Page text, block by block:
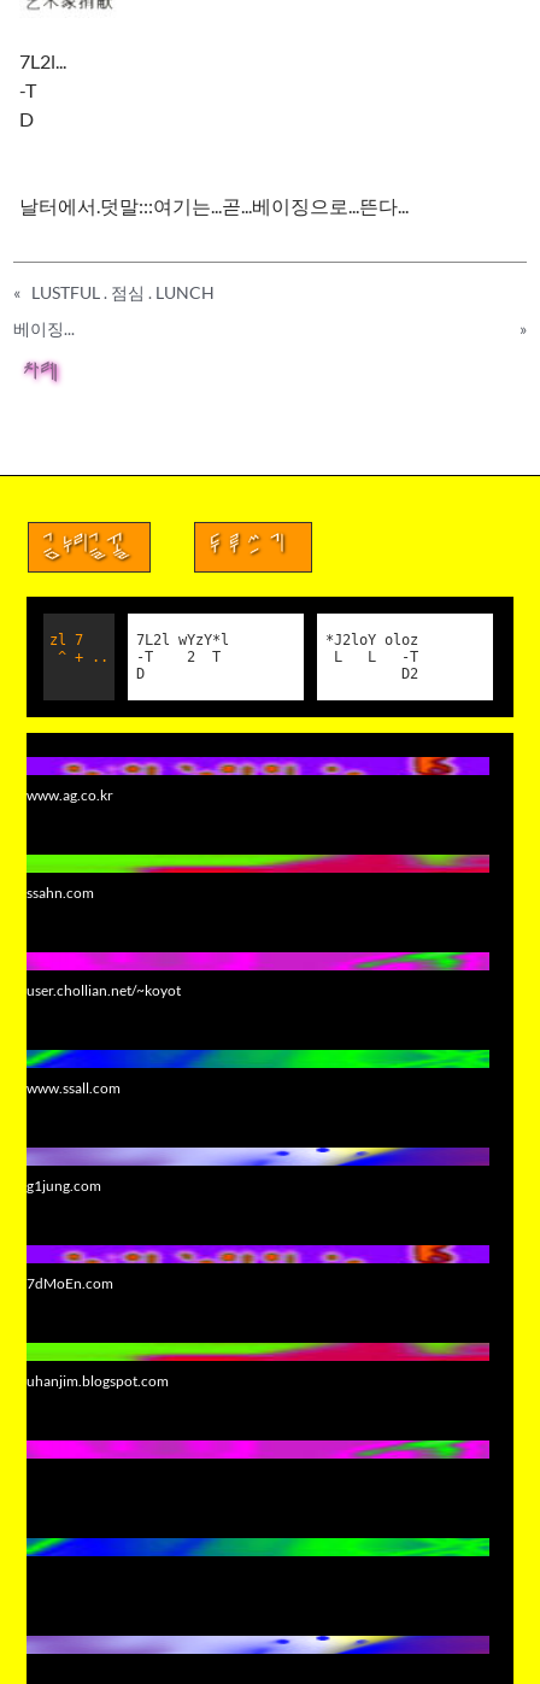
7L2l...
-T
D
날터에서.덧말:::여기는...곧...베이징으로...뜬다...
« LUSTFUL . 점심 . LUNCH
베이징...
»
차례
금누리글꼴 두루쓰기
zl 7
^ + ..
7L2l wYzY*l
-T 2 T
D
*J2loY oloz
L L -T
D2
www.ag.co.kr
ssahn.com
user.chollian.net/~koyot
www.ssall.com
g1jung.com
7dMoEn.com
uhanjim.blogspot.com